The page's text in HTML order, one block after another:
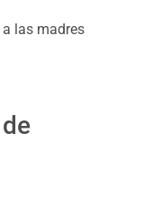
las madres